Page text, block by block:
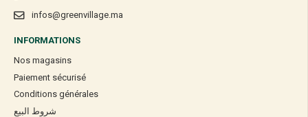
infos@greenvillage.ma
INFORMATIONS
Nos magasins
Paiement sécurisé
Conditions générales
شروط البيع